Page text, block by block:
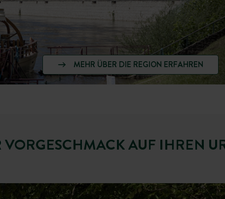
MEHR ÜBER DIE REGION ERFAHREN
AUF IHREN